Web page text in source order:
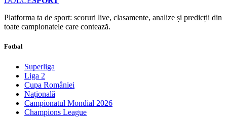
Platforma ta de sport: scoruri live, clasamente, analize și predicții din
toate campionatele care contează.
Fotbal
Superliga
Liga 2
Cupa României
Națională
Campionatul Mondial 2026
Champions League